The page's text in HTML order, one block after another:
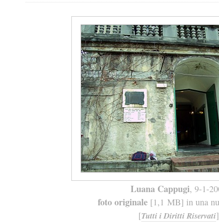
Luana Cappugi, 9-1-
foto originale[1,1 MB] in una
[Tutti i Diritti Riservati]